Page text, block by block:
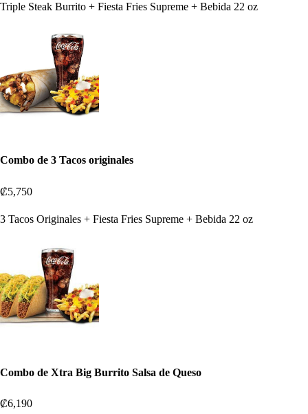
Triple Steak Burrito + Fiesta Fries Supreme + Bebida 22 oz
Combo de 3 Tacos originales
₡5,750
3 Tacos Originales + Fiesta Fries Supreme + Bebida 22 oz
Combo de Xtra Big Burrito Salsa de Queso
₡6,190